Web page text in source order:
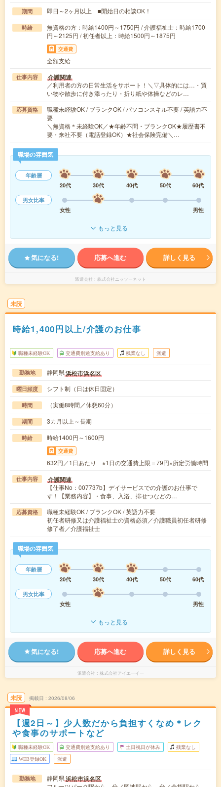
期間 即日～2ヶ月以上 ■開始日の相談OK！
時給
無資格の方：時給1400円～1750円 / 介護福祉士：時給1700
円～2125円 / 初任者以上：時給1500円～1875円
交通費
全額支給
仕事内容 介護関連
／利用者の方の日常生活をサポート！＼▽具体的には…・買
い物や散歩に付き添ったり・折り紙や体操などのレ…
応募資格
職種未経験OK / ブランクOK / パソコンスキル不要 / 英語力不
要
＼無資格＊未経験OK／★年齢不問・ブランクOK★履歴書不
要・来社不要（電話登録OK）★社会保険完備＼…
職場の雰囲気
年齢層
20代
30代 40代 50代
60代
男女比率
女性
男性
もっと見る
気になる! 応募へ進む 詳しく見る
派遣会社 株式会社ニッソーネット
未読
時給1,400円以上/介護のお仕事
職種未経験OK 交通費別途支給あり 残業なし 派遣
勤務地 静岡県浜松市浜名区
曜日頻度 シフト制（日は休日固定）
時間 （実働8時間／休憩60分）
期間 3カ月以上～長期
時給 時給1400円～1600円
交通費
632円／1日あたり ※1日の交通費上限＝79円×所定労働時間
仕事内容 介護関連
【仕事No：007737b】デイサービスでの介護のお仕事で
す！【業務内容】・食事、入浴、排せつなどの…
応募資格
職種未経験OK / ブランクOK / 英語力不要
初任者研修又は介護福祉士の資格必須／介護職員初任者研修
修了者／介護福祉士
職場の雰囲気
年齢層
20代
30代 40代 50代
60代
男女比率
女性
男性
もっと見る
気になる! 応募へ進む 詳しく見る
派遣会社 株式会社アイエーイー
未読
NEW
掲載日 2026/08/06
【週2日～】少人数だから負担すくなめ＊レク
や食事のサポートなど
職種未経験OK 交通費別途支給あり 土日祝日が休み 残業なし
WEB登録OK 派遣
勤務地 静岡県浜松市浜名区